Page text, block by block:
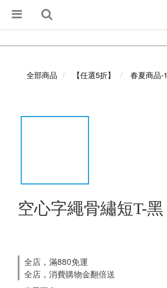
全部商品 【任選5折】 春夏商品-1
空心字繩骨繡短T-黑
全店，滿880免運
全店，消費購物金翻倍送